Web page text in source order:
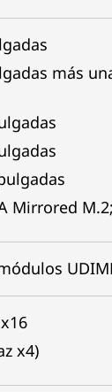
más
Mirrored
x4)